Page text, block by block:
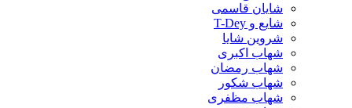
شایان قاسمی
شایع و T-Dey
شروین شایا
شهاب اکبری
شهاب رمضان
شهاب شکور
شهاب مظفری